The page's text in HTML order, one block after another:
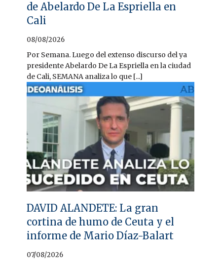
de Abelardo De La Espriella en
Cali
08/08/2026
Por Semana. Luego del extenso discurso del ya
presidente Abelardo De La Espriella en la ciudad
de Cali, SEMANA analiza lo que [...]
DAVID ALANDETE: La gran
cortina de humo de Ceuta y el
informe de Mario Díaz-Balart
07/08/2026